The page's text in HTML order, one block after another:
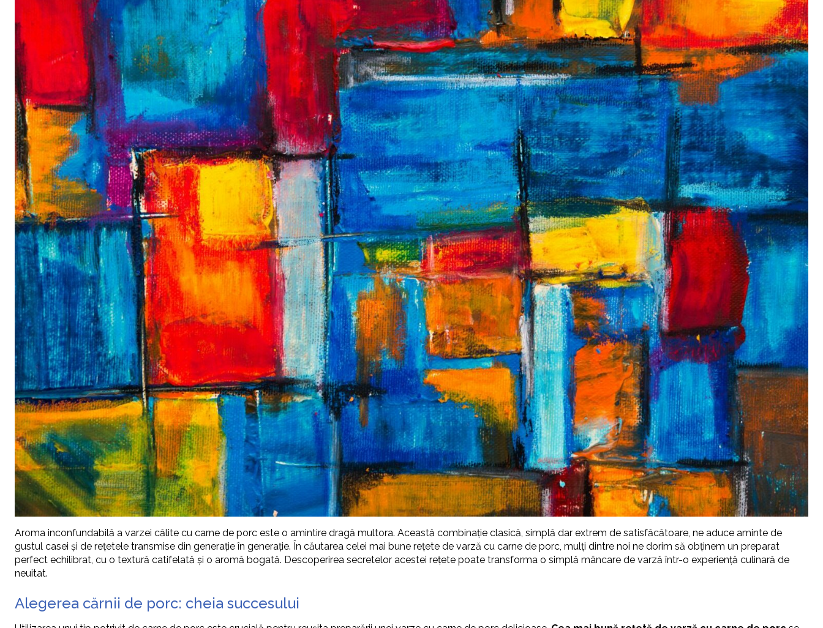
Aroma inconfundabilă a varzei călite cu carne de porc este o amintire dragă multora. Această combinație clasică, simplă dar extrem de satisfăcătoare, ne aduce aminte de
gustul casei și de rețetele transmise din generație în generație. În căutarea celei mai bune rețete de varză cu carne de porc, mulți dintre noi ne dorim să obținem un preparat
perfect echilibrat, cu o textură catifelată și o aromă bogată. Descoperirea secretelor acestei rețete poate transforma o simplă mâncare de varză într-o experiență culinară de
neuitat.
Alegerea cărnii de porc: cheia succesului